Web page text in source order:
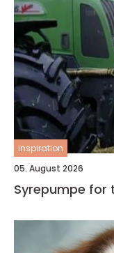
inspiration
05. August 2026
Syrepumpe for